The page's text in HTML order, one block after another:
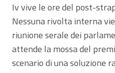
Iv vive le ore del post-
Nessuna rivolta interna
riunione serale dei
attende la mossa del
scenario di una soluzione